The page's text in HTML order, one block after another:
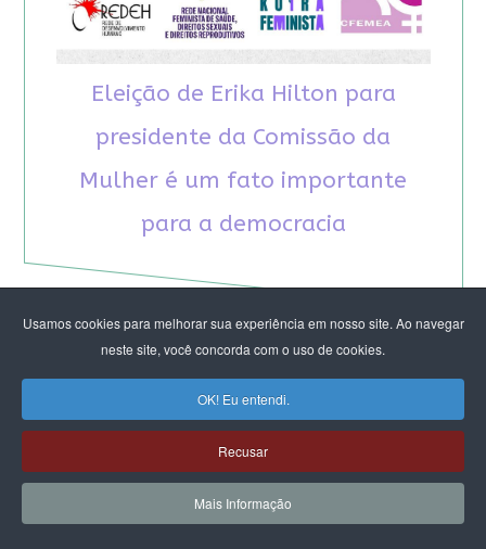
Usamos cookies para melhorar sua experiência em nosso site. Ao navegar
neste site, você concorda com o uso de cookies.
OK! Eu entendi.
Recusar
Mais Informação
Eleição de Erika Hilton para
presidente da Comissão da
Mulher é um fato importante
para a democracia
RECOMENDAMOS A LEITURA
August Nimtz prova que marxismo e
antirracismo são indissociáveis na luta
anticapitalista
Rap transfeminista radical argentino na FLIPEI